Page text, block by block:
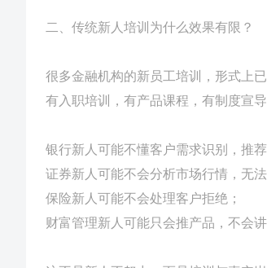
二、传统新人培训为什么效果有限？
很多金融机构的新员工培训，形式上已
有入职培训，有产品课程，有制度宣
银行新人可能不懂客户需求识别，推荐
证券新人可能不会分析市场行情，无
保险新人可能不会处理客户拒绝；
财富管理新人可能只会推产品，不会讲